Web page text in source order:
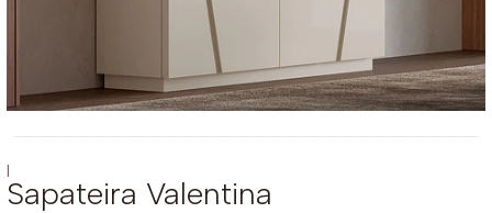
|
Sapateira Valentina